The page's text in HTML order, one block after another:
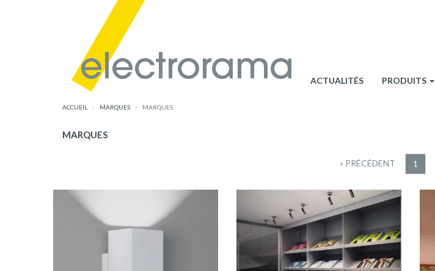
ACTUALITÉS PRODUITS
ACCUEIL MARQUES MARQUES
MARQUES
« PRÉCÉDENT 1